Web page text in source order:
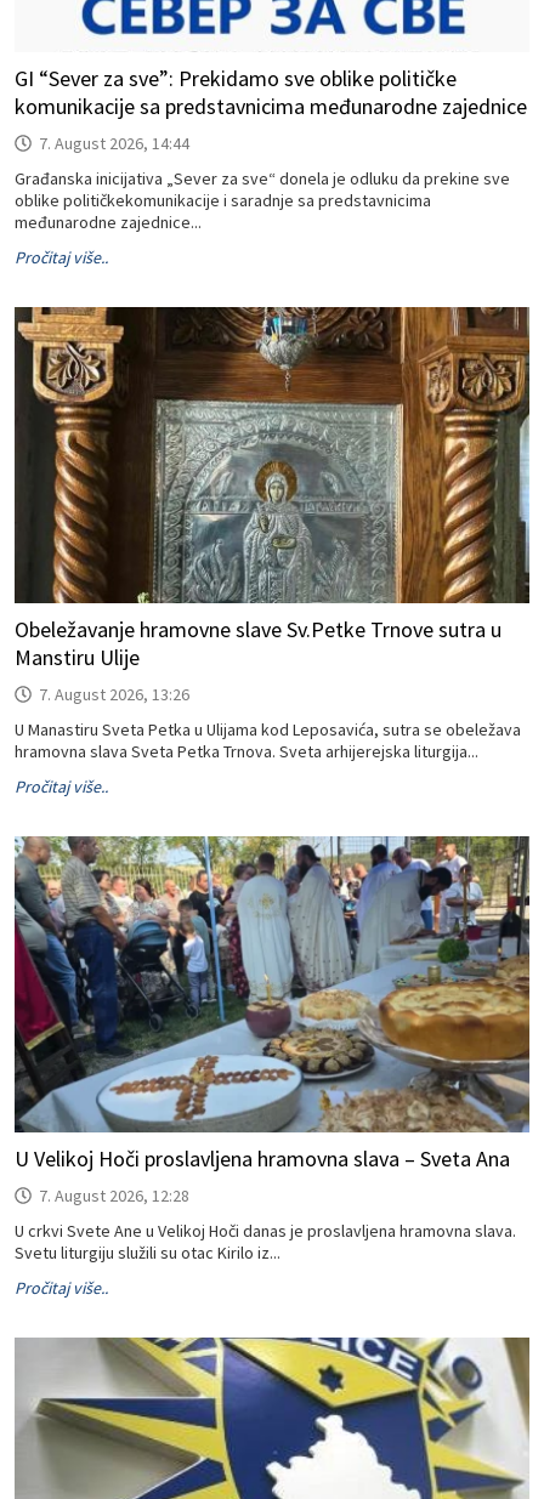
GI “Sever za sve”: Prekidamo sve oblike političke
komunikacije sa predstavnicima međunarodne zajednice
7. August 2026, 14:44
Građanska inicijativa „Sever za sve“ donela je odluku da prekine sve
oblike političkekomunikacije i saradnje sa predstavnicima
međunarodne zajednice...
Pročitaj više..
Obeležavanje hramovne slave Sv.Petke Trnove sutra u
Manstiru Ulije
7. August 2026, 13:26
U Manastiru Sveta Petka u Ulijama kod Leposavića, sutra se obeležava
hramovna slava Sveta Petka Trnova. Sveta arhijerejska liturgija...
Pročitaj više..
U Velikoj Hoči proslavljena hramovna slava – Sveta Ana
7. August 2026, 12:28
U crkvi Svete Ane u Velikoj Hoči danas je proslavljena hramovna slava.
Svetu liturgiju služili su otac Kirilo iz...
Pročitaj više..